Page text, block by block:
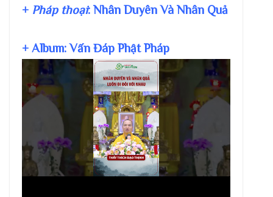
+ Pháp thoại: Nhân Duyên Và Nhân Quả
+ Album: Vấn Đáp Phật Pháp